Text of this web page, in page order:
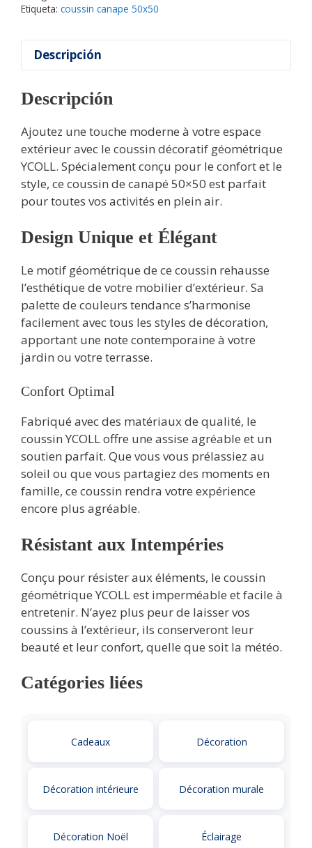
Etiqueta: coussin canape 50x50
Descripción
Descripción
Ajoutez une touche moderne à votre espace
extérieur avec le coussin décoratif géométrique
YCOLL. Spécialement conçu pour le confort et le
style, ce coussin de canapé 50×50 est parfait
pour toutes vos activités en plein air.
Design Unique et Élégant
Le motif géométrique de ce coussin rehausse
l’esthétique de votre mobilier d’extérieur. Sa
palette de couleurs tendance s’harmonise
facilement avec tous les styles de décoration,
apportant une note contemporaine à votre
jardin ou votre terrasse.
Confort Optimal
Fabriqué avec des matériaux de qualité, le
coussin YCOLL offre une assise agréable et un
soutien parfait. Que vous vous prélassiez au
soleil ou que vous partagiez des moments en
famille, ce coussin rendra votre expérience
encore plus agréable.
Résistant aux Intempéries
Conçu pour résister aux éléments, le coussin
géométrique YCOLL est imperméable et facile à
entretenir. N’ayez plus peur de laisser vos
coussins à l’extérieur, ils conserveront leur
beauté et leur confort, quelle que soit la météo.
Catégories liées
Cadeaux Décoration
Décoration intérieure Décoration murale
Décoration Noël Éclairage